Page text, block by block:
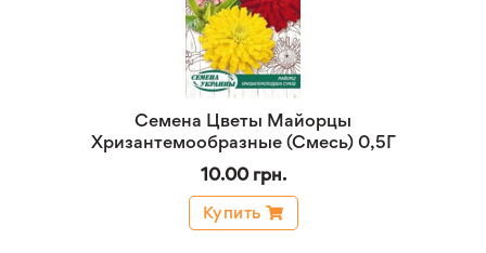
Семена Цветы Майорцы
Хризантемообразные (Смесь) 0,5Г
10.00 грн.
Купить